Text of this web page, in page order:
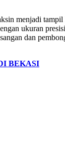
menjadi
ukuran
dan
BEKASI